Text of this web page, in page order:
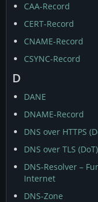
CAA-Record
CERT-Record
CNAME-Record
CSYNC-Record
D
DANE
DNAME-Record
DNS over HTTPS
DNS over TLS (DoT)
DNS-Resolver –
Internet
DNS-Zone